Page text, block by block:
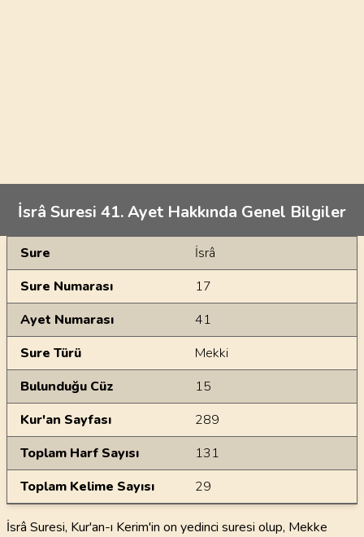
İsrâ Suresi 41. Ayet Hakkında Genel Bilgiler
Genel Bilgiler
Sure
İsrâ
Sure Numarası
17
Ayet Numarası
41
Sure Türü
Mekki
Bulunduğu Cüz
15
Kur'an Sayfası
289
Toplam Harf Sayısı
131
Toplam Kelime Sayısı
29
İsrâ Suresi, Kur'an-ı Kerim'in on yedinci suresi olup, Mekke